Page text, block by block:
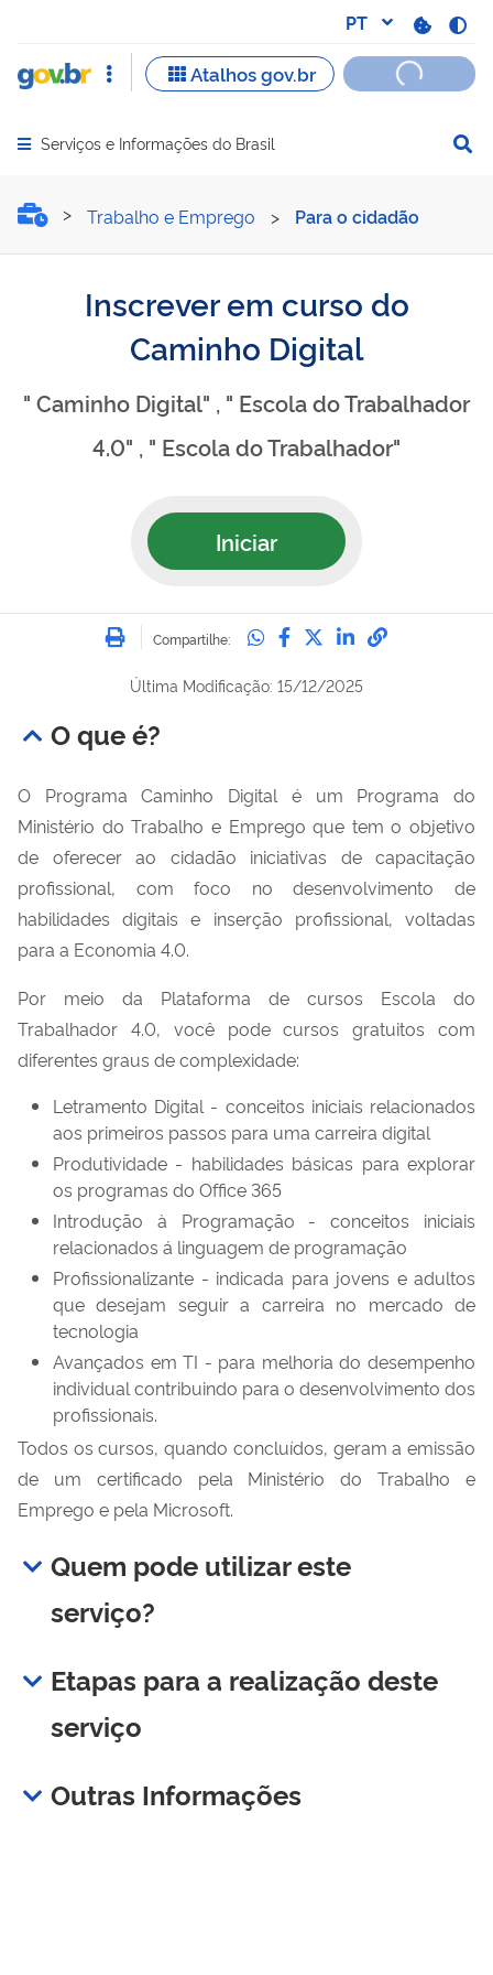
Abrir menu principal de navegação
Serviços e Informações do Brasil
Inscrever em curso do
Trabalho e Emprego > Para o cidadão
Inscrever em curso do
Caminho Digital
" Caminho Digital" , " Escola do Trabalhador
4.0" , " Escola do Trabalhador"
Iniciar
Imprimir
Compartilhe: Compartilhe no
Compartilhe no
Compartilhe no
Compartilhe
Última Modificação: 15/12/2025
O que é?
O Programa Caminho Digital é um Programa do
Ministério do Trabalho e Emprego que tem o objetivo
de oferecer ao cidadão iniciativas de capacitação
profissional, com foco no desenvolvimento de
habilidades digitais e inserção profissional, voltadas
para a Economia 4.0.
Por meio da Plataforma de cursos Escola do
Trabalhador 4.0, você pode cursos gratuitos com
diferentes graus de complexidade:
Letramento Digital - conceitos iniciais relacionados
aos primeiros passos para uma carreira digital
Produtividade - habilidades básicas para explorar
os programas do Office 365
Introdução à Programação - conceitos iniciais
relacionados á linguagem de programação
Profissionalizante - indicada para jovens e adultos
que desejam seguir a carreira no mercado de
tecnologia
Avançados em TI - para melhoria do desempenho
individual contribuindo para o desenvolvimento dos
profissionais.
Todos os cursos, quando concluídos, geram a emissão
de um certificado pela Ministério do Trabalho e
Emprego e pela Microsoft.
Quem pode utilizar este
serviço?
Etapas para a realização deste
serviço
Outras Informações